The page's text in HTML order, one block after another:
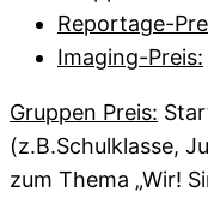
Reportage-
Imaging-Preis:
Gruppen Preis:
(z.B.Schulklasse,
zum Thema „Wir!